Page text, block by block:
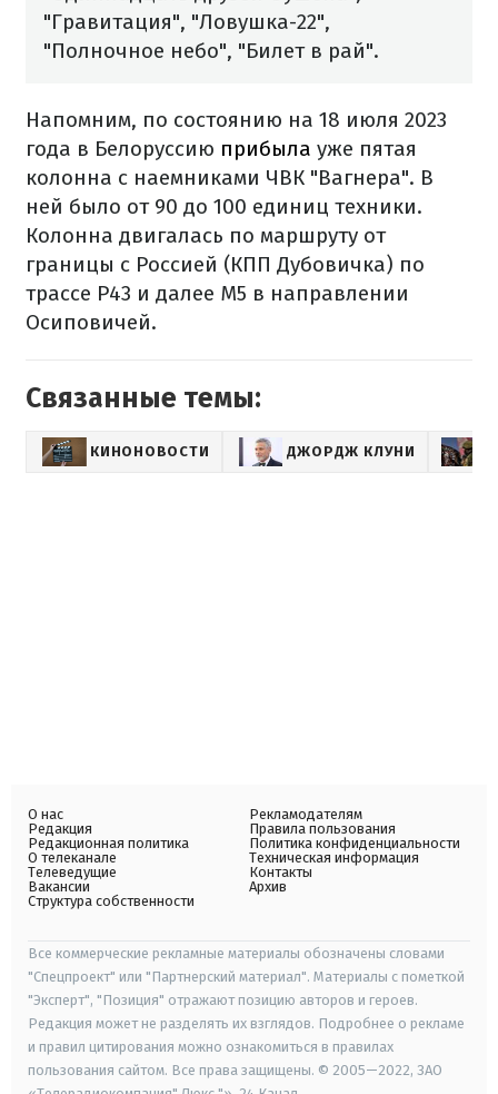
"Гравитация", "Ловушка-22",
"Полночное небо", "Билет в рай".
Напомним, по состоянию на 18 июля 2023
года в Белоруссию прибыла уже пятая
колонна с наемниками ЧВК "Вагнера". В
ней было от 90 до 100 единиц техники.
Колонна двигалась по маршруту от
границы с Россией (КПП Дубовичка) по
трассе Р43 и далее М5 в направлении
Осиповичей.
Связанные темы:
КИНОНОВОСТИ ДЖОРДЖ КЛУНИ
О нас
Редакция
Редакционная политика
О телеканале
Телеведущие
Вакансии
Структура собственности
Рекламодателям
Правила пользования
Политика конфиденциальности
Техническая информация
Контакты
Архив
Все коммерческие рекламные материалы обозначены словами
"Спецпроект" или "Партнерский материал". Материалы с пометкой
"Эксперт", "Позиция" отражают позицию авторов и героев.
Редакция может не разделять их взглядов. Подробнее о рекламе
и правил цитирования можно ознакомиться в правилах
пользования сайтом. Все права защищены. © 2005—2022, ЗАО